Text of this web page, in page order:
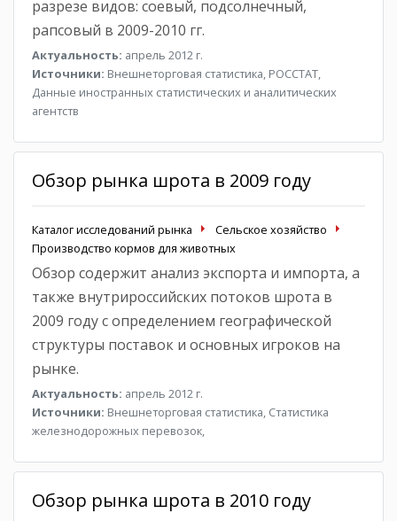
разрезе видов: соевый, подсолнечный,
рапсовый в 2009-2010 гг.
Актуальность: апрель 2012 г.
Источники: Внешнеторговая статистика, РОССТАТ,
Данные иностранных статистических и аналитических
агентств
Обзор рынка шрота в 2009 году
Каталог исследований рынка
Сельское хозяйство
Производство кормов для животных
Обзор содержит анализ экспорта и импорта, а
также внутрироссийских потоков шрота в
2009 году с определением географической
структуры поставок и основных игроков на
рынке.
Актуальность: апрель 2012 г.
Источники: Внешнеторговая статистика, Статистика
железнодорожных перевозок,
Обзор рынка шрота в 2010 году